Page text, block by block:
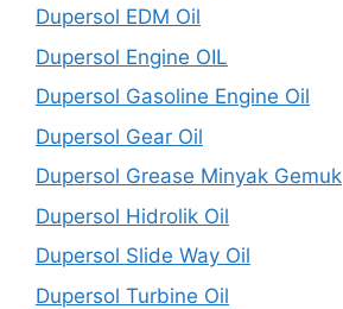
Dupersol EDM Oil
Dupersol Engine OIL
Dupersol Gasoline Engine Oil
Dupersol Gear Oil
Dupersol Grease Minyak Gemuk
Dupersol Hidrolik Oil
Dupersol Slide Way Oil
Dupersol Turbine Oil